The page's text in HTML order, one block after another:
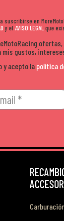
suscribirse en
y el AVISO LEGALque
mis gustos,
y acepto la política